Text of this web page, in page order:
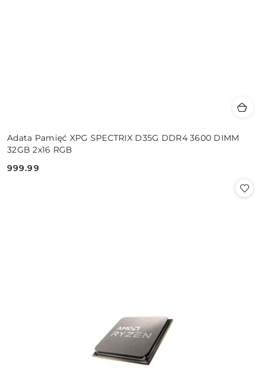
Adata Pamięć XPG SPECTRIX D35G DDR4 3600 DIMM
32GB 2x16 RGB
Cena:
999.99